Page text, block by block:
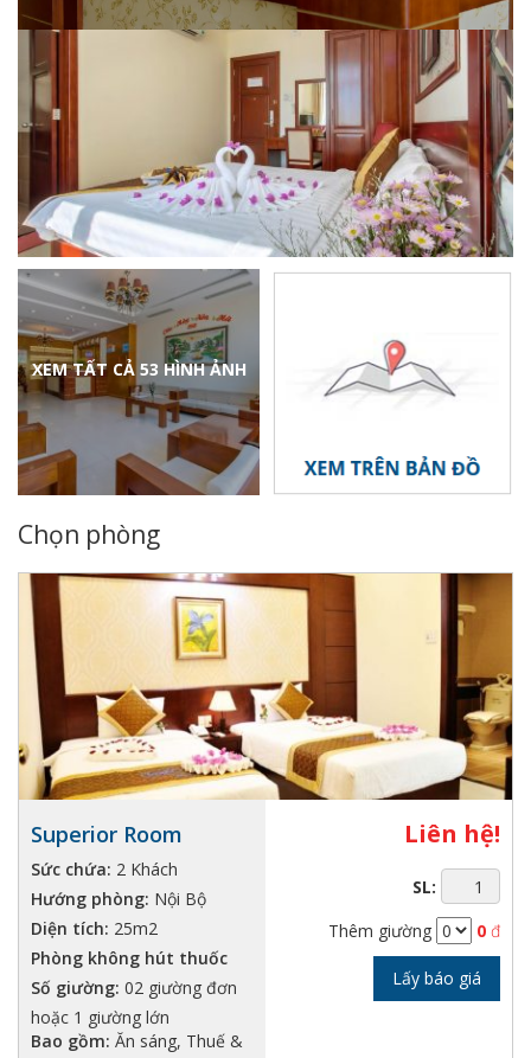
XEM TẤT CẢ 53 HÌNH ẢNH
Chọn phòng
Superior Room
Sức chứa: 2 Khách
Hướng phòng: Nội Bộ
Diện tích: 25m2
Phòng không hút thuốc
Số giường: 02 giường đơn
hoặc 1 giường lớn
Bao gồm: Ăn sáng, Thuế &
Liên hệ!
SL:
Thêm giường
0 đ
Lấy báo giá